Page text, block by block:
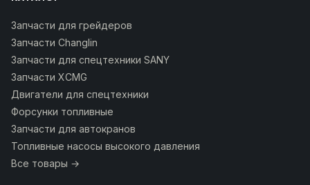
Запчасти для грейдеров
Запчасти Changlin
Запчасти для спецтехники SANY
Запчасти XCMG
Двигатели для спецтехники
Форсунки топливные
Запчасти для автокранов
Топливные насосы высокого давления
Все товары →